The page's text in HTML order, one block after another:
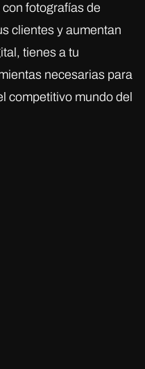
fotografías de
clientes y aumentan
tienes a tu
necesarias para
competitivo mundo del